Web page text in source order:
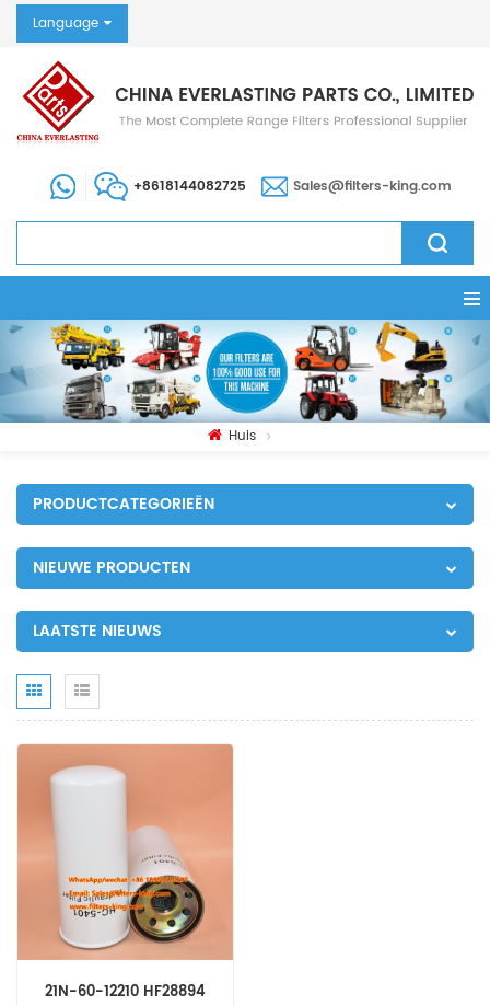
Language
+8618144082725 Sales@filters-king.com
Huis
PRODUCTCATEGORIEËN
NIEUWE PRODUCTEN
LAATSTE NIEUWS
21N-60-12210 HF28894